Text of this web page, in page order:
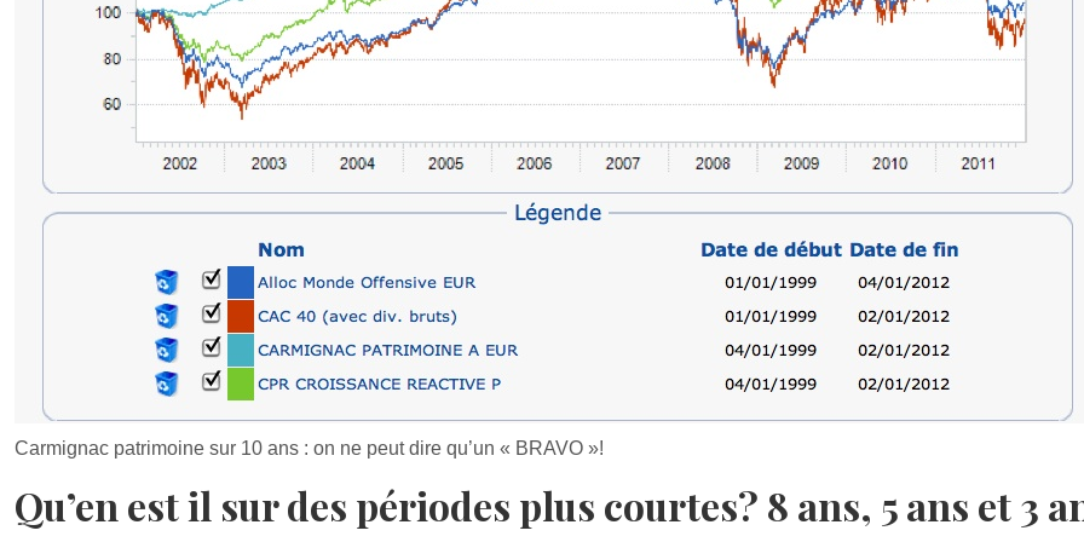
Carmignac patrimoine sur 10 ans : on ne peut dire qu’un « BRAVO »!
Qu’en est il sur des périodes plus courtes? 8 ans, 5 ans et 3